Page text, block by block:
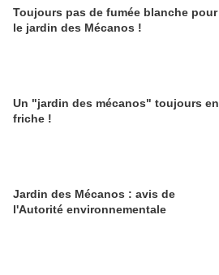
Toujours pas de fumée blanche pour
le jardin des Mécanos !
Un "jardin des mécanos" toujours en
friche !
Jardin des Mécanos : avis de
l'Autorité environnementale